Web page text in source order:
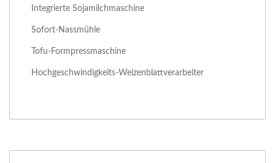
Integrierte Sojamilchmaschine
Sofort-Nassmühle
Tofu-Formpressmaschine
Hochgeschwindigkeits-Weizenblattverarbeiter